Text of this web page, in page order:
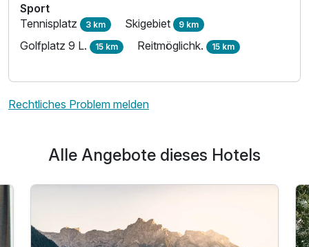
Sport
Tennisplatz 3 km Skigebiet 9 km
Golfplatz 9 L. 15 km Reitmöglichk. 15 km
Rechtliches Problem melden
Alle Angebote dieses Hotels